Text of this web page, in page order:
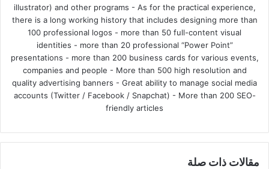
illustrator) and other programs - As for the practical experience,
there is a long working history that includes designing more than
100 professional logos - more than 50 full-content visual
identities - more than 20 professional “Power Point”
presentations - more than 200 business cards for various events,
companies and people - More than 500 high resolution and
quality advertising banners - Great ability to manage social media
accounts (Twitter / Facebook / Snapchat) - More than 200 SEO-
friendly articles
مقالات ذات صلة